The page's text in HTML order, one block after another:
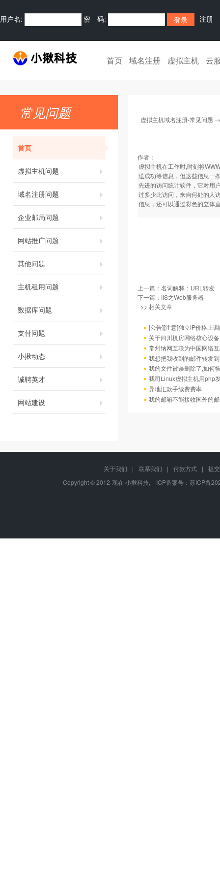
用户名: 密 码: 注册
首页 域名注册 虚拟主机 云
常见问题
首页
虚拟主机问题
域名注册问题
企业邮局问题
网站推广问题
其他问题
主机租用问题
数据库问题
支付问题
小揪动态
诚聘英才
网站建设
虚拟主机域名注册-常见问题
作者：
虚拟主机在工作时,时刻将
送成功等信息，但这些信息一
先进的访问统计软件，它对用
过多少此访问，来自何处的人
信息，还可以通过彩色的立体
上一篇： 名词解释：URL转发
下一篇： IIS之Web服务器
>> 相关文章
[公告][注意]独立IP价格上
关于四川机房网络核心设
常州纳网互联为中国网络
我想把我收到的邮件转发
我的文件被误删除了,如何
我司Linux虚拟主机用php
异地汇款手续费费率
我的邮箱不能接收国外的
关于我们 | 联系我们 | 付款方式 |
提
Copyright © 2012-现在 小揪科技, ICP备案号： 苏ICP备